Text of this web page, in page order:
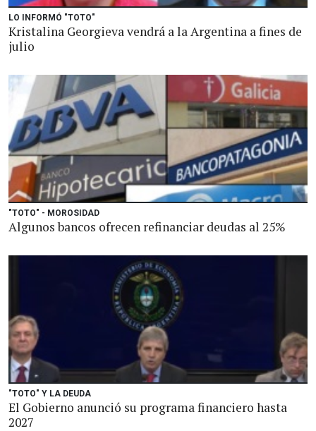
LO INFORMÓ "TOTO"
Kristalina Georgieva vendrá a la Argentina a fines de
julio
"TOTO" - MOROSIDAD
Algunos bancos ofrecen refinanciar deudas al 25%
"TOTO" Y LA DEUDA
El Gobierno anunció su programa financiero hasta
2027